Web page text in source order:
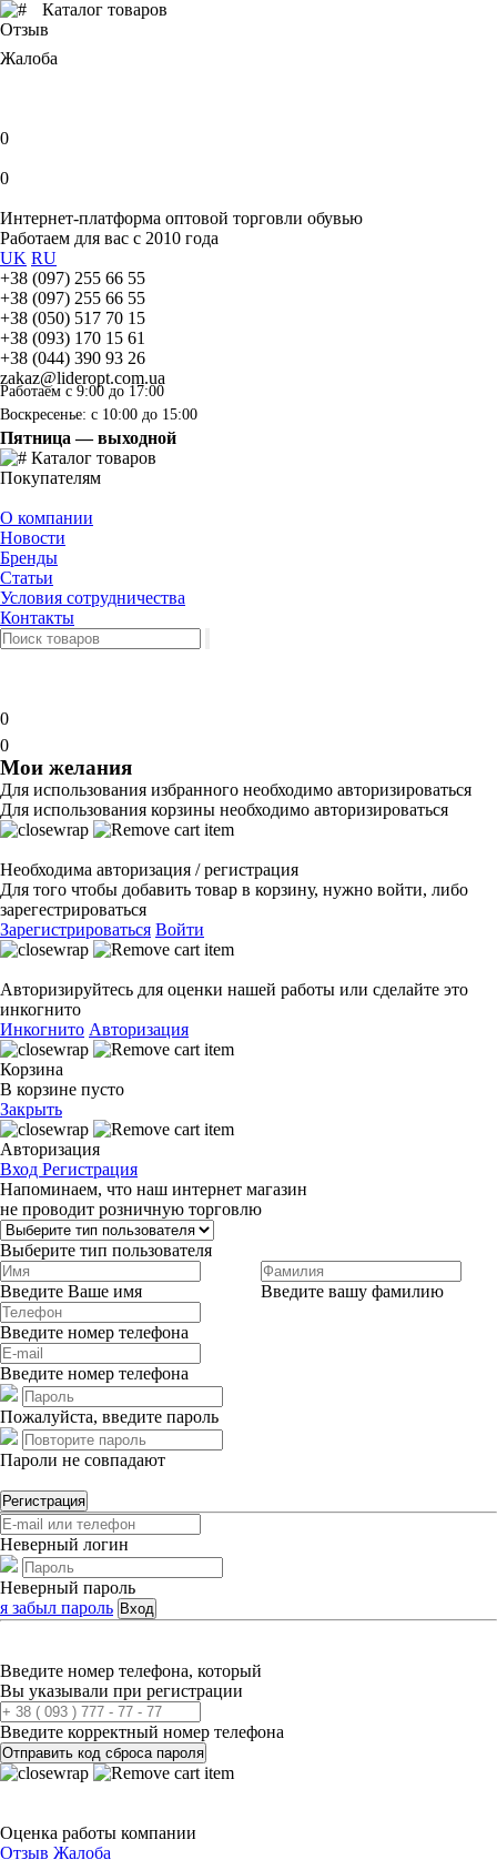
Каталог товаров
Отзыв
Жалоба
0
0
Интернет-платформа оптовой торговли обувью
Работаем для вас с 2010 года
UK RU
+38 (097) 255 66 55
+38 (097) 255 66 55
+38 (050) 517 70 15
+38 (093) 170 15 61
+38 (044) 390 93 26
zakaz@lideropt.com.ua
Работаем с 9:00 до 17:00
Воскресенье: с 10:00 до 15:00
Пятница — выходной
Каталог товаров
Покупателям
О компании
Новости
Бренды
Статьи
Условия сотрудничества
Контакты
0
0
Мои желания
Для использования избранного необходимо авторизироваться
Для использования корзины необходимо авторизироваться
Необходима авторизация / регистрация
Для того чтобы добавить товар в корзину, нужно войти, либо
зарегестрироваться
Зарегистрироваться Войти
Авторизируйтесь для оценки нашей работы или сделайте это
инкогнито
Инкогнито Авторизация
Корзина
В корзине пусто
Закрыть
Авторизация
Вход Регистрация
Напоминаем, что наш интернет магазин
не проводит розничную торговлю
Выберите тип пользователя
Введите Ваше имя Введите вашу фамилию
Введите номер телефона
Введите номер телефона
Пожалуйста, введите пароль
Пароли не совпадают
Регистрация
Неверный логин
Неверный пароль
я забыл пароль Вход
Введите номер телефона, который
Вы указывали при регистрации
Введите корректный номер телефона
Отправить код сброса пароля
Оценка работы компании
Отзыв Жалоба